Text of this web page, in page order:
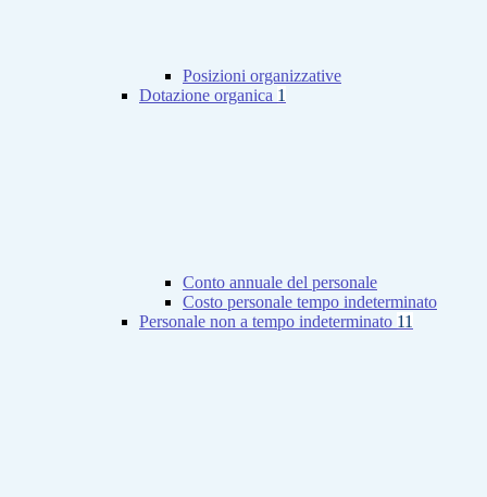
Posizioni organizzative
Dotazione organica 1
Conto annuale del personale
Costo personale tempo indeterminato
Personale non a tempo indeterminato 11